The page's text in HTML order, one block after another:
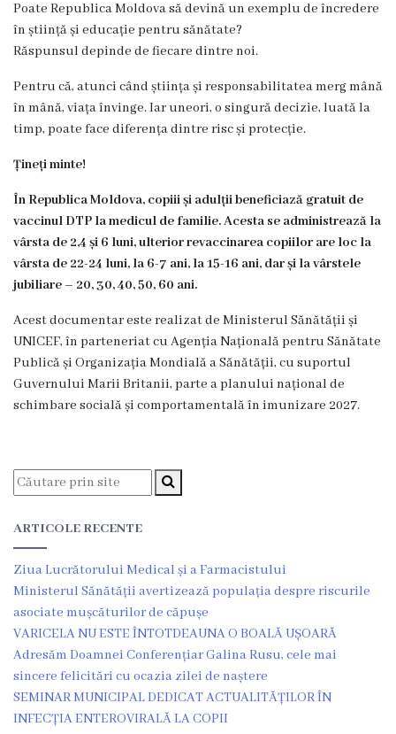
4
terapie
intensivă
și
reanimare
Laborator
Transparență
Contract
CNAM
achiziții
Anunțuri
achiziții
publice
Audit
Contracte
încheiate
Poate Republica Moldova să devină un exemplu de încredere
în știință și educație pentru sănătate?
Răspunsul depinde de fiecare dintre noi.
Pentru că, atunci când știința și responsabilitatea merg mână
în mână, viața învinge. Iar uneori, o singură decizie, luată la
timp, poate face diferența dintre risc și protecție.
Țineți minte!
În Republica Moldova, copiii și adulții beneficiază gratuit de
vaccinul DTP la medicul de familie. Acesta se administrează la
vârsta de 2,4 și 6 luni, ulterior revaccinarea copiilor are loc la
vârsta de 22-24 luni, la 6-7 ani, la 15-16 ani, dar și la vârstele
jubiliare – 20, 30, 40, 50, 60 ani.
Acest documentar este realizat de Ministerul Sănătății și
UNICEF, în parteneriat cu Agenția Națională pentru Sănătate
Publică și Organizația Mondială a Sănătății, cu suportul
Guvernului Marii Britanii, parte a planului național de
schimbare socială și comportamentală în imunizare 2027.
ARTICOLE RECENTE
Ziua Lucrătorului Medical și a Farmacistului
Ministerul Sănătății avertizează populația despre riscurile
asociate mușcăturilor de căpușe
VARICELA NU ESTE ÎNTOTDEAUNA O BOALĂ UȘOARĂ
Adresăm Doamnei Conferențiar Galina Rusu, cele mai
sincere felicitări cu ocazia zilei de naștere
SEMINAR MUNICIPAL DEDICAT ACTUALITĂȚILOR ÎN
INFECȚIA ENTEROVIRALĂ LA COPII